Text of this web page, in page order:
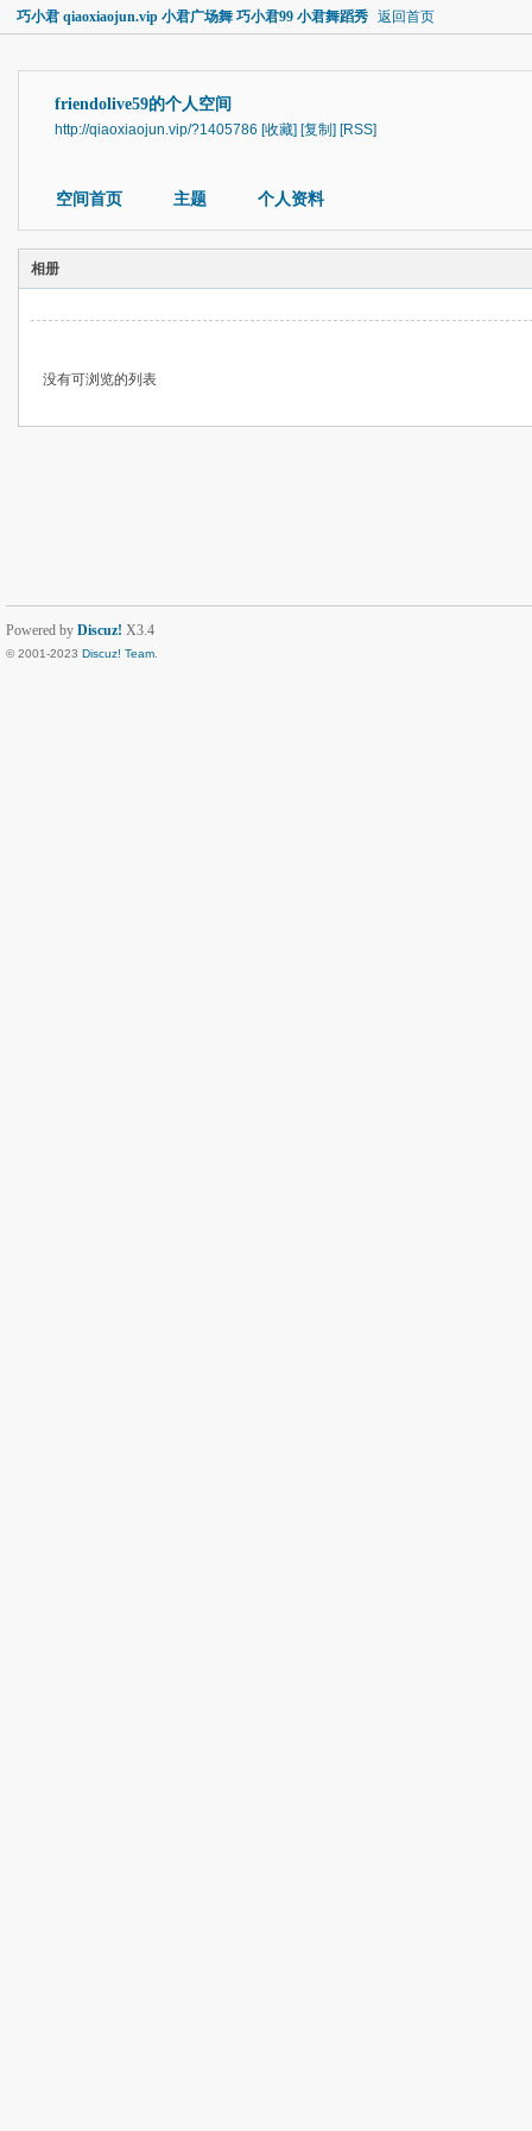
巧小君 qiaoxiaojun.vip 小君广场舞 巧小君99 小君舞蹈秀 返回首页
friendolive59的个人空间
http://qiaoxiaojun.vip/?1405786 [收藏] [复制] [RSS]
空间首页 主题 个人资料
相册
没有可浏览的列表
Powered by Discuz! X3.4
© 2001-2023 Discuz! Team